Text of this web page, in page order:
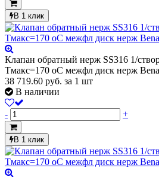
В 1 клик
Клапан обратный нерж SS316 1/
Тмакс=170 оС межфл диск нерж
38 719.60 руб. за 1 шт
В наличии
- +
В 1 клик